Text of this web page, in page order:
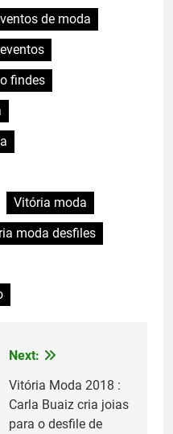
de moda
findes
Vitória moda
moda desfiles
Next:
Vitória Moda 2018 :
Carla Buaiz cria joias
para o desfile de